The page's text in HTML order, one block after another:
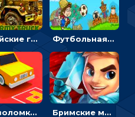
Армейские грузовики в пазлах: собери военную машину Футбольная ферма: бей по мячу, чтобы забивать в ворота и ловить звезды
Головоломка Парк-стоянка: рисовать линии, чтобы парковать машины Бримские мечи: бежать через преграды, бить врагов и собирать монеты